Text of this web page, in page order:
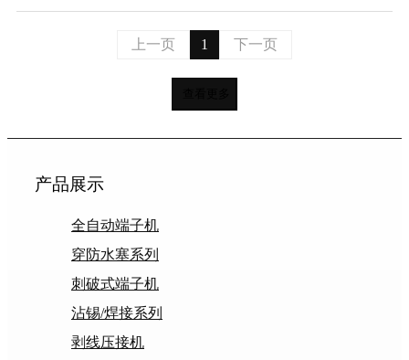
上一页 1 下一页
产品展示
全自动端子机
穿防水塞系列
刺破式端子机
沾锡/焊接系列
剥线压接机